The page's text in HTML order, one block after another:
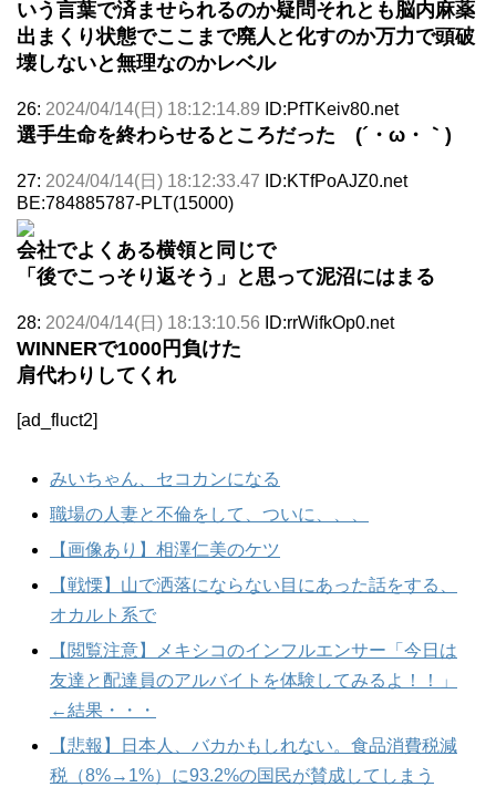
いう言葉で済ませられるのか疑問それとも脳内麻薬
出まくり状態でここまで廃人と化すのか万力で頭破
壊しないと無理なのかレベル
26: 2024/04/14(日) 18:12:14.89 ID:PfTKeiv80.net
選手生命を終わらせるところだった (´・ω・｀)
27: 2024/04/14(日) 18:12:33.47
ID:KTfPoAJZ0.net
BE:784885787-PLT(15000)
会社でよくある横領と同じで
「後でこっそり返そう」と思って泥沼にはまる
28: 2024/04/14(日) 18:13:10.56 ID:rrWifkOp0.net
WINNERで1000円負けた
肩代わりしてくれ
[ad_fluct2]
みいちゃん、セコカンになる
職場の人妻と不倫をして、ついに、、、
【画像あり】相澤仁美のケツ
【戦慄】山で洒落にならない目にあった話をする、
オカルト系で
【閲覧注意】メキシコのインフルエンサー「今日は
友達と配達員のアルバイトを体験してみるよ！！」
←結果・・・
【悲報】日本人、バカかもしれない。食品消費税減
税（8%→1%）に93.2%の国民が賛成してしまう